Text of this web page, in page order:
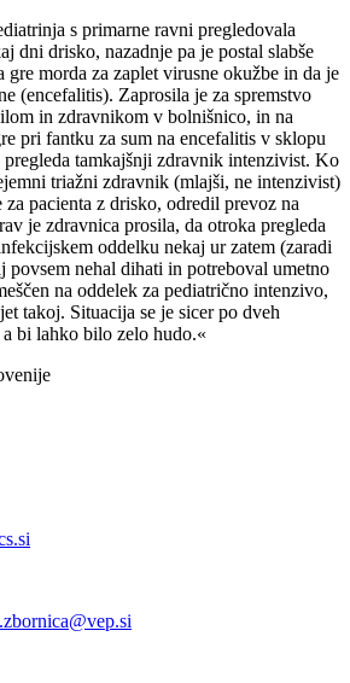
s primarne ravni pregledovala
dni drisko, nazadnje pa je postal slabše
gre morda za zaplet virusne okužbe in da je
(encefalitis). Zaprosila je za spremstvo
in zdravnikom v bolnišnico, in na
pri fantku za sum na encefalitis v sklopu
pregleda tamkajšnji zdravnik intenzivist. Ko
triažni zdravnik (mlajši, ne intenzivist)
pacienta z drisko, odredil prevoz na
je zdravnica prosila, da otroka pregleda
oddelku nekaj ur zatem (zaradi
povsem nehal dihati in potreboval umetno
na oddelek za pediatrično intenzivo,
takoj. Situacija se je sicer po dveh
bi lahko bilo zelo hudo.«